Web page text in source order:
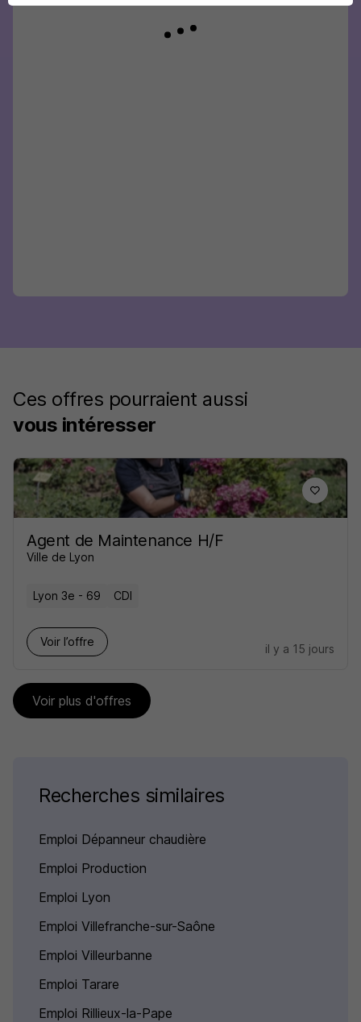
Ces offres pourraient aussi
vous intéresser
Agent de Maintenance H/F
Ville de Lyon
Lyon 3e - 69 CDI
Voir l’offre
il y a 15 jours
Voir plus d'offres
Recherches similaires
Emploi Dépanneur chaudière
Emploi Production
Emploi Lyon
Emploi Villefranche-sur-Saône
Emploi Villeurbanne
Emploi Tarare
Emploi Rillieux-la-Pape